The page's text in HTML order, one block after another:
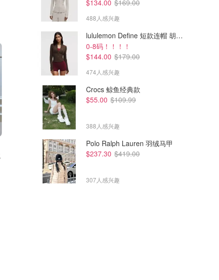
$1650.27 $3013.46
Moncler Andro 短款拉链羽绒
$1890.97 $2713.49
Moncler Serittes 羽绒夹克
Cettire
$134.00 $169.00
488人感兴趣
lululemon Define 短款连帽 胡桃棕
0-8码！！！！
$144.00 $179.00
474人感兴趣
Crocs 鲸鱼经典款
$55.00 $109.99
388人感兴趣
Polo Ralph Lauren 羽绒马甲
$237.30 $419.00
307人感兴趣